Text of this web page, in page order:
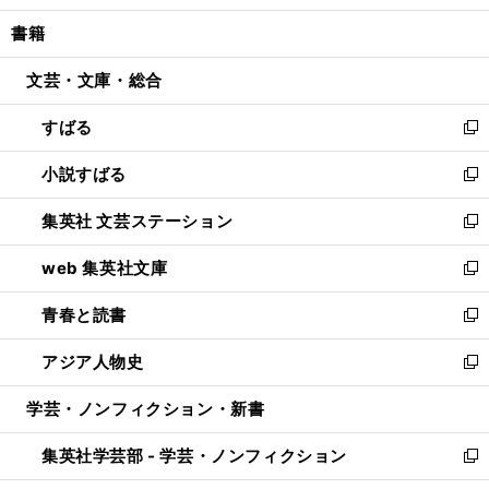
開
ウ
開
ン
ウ
開
く
ウ
ン
ウ
で
開
く
し
ウ
ン
ド
ウ
で
開
く
書籍
文芸・文庫・総合
すばる
新
し
い
ウ
ィ
ン
ド
ウ
で
開
く
小説すばる
新
し
い
ウ
ィ
ン
ド
ウ
で
開
集英社 文芸ステーション
新
し
い
ウ
ィ
ン
ド
ウ
開
く
web 集英社文庫
新
し
い
ウ
ィ
ン
ウ
で
開
青春と読書
新
し
い
ウ
ン
ド
ウ
アジア人物史
新
し
ウ
ィ
ン
学芸・ノンフィクション・新書
集英社学芸部 - 学芸・ノンフィクション
新
し